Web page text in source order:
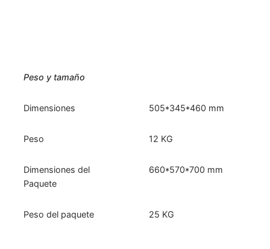
Peso y tamaño
Dimensiones 505*345*460 mm
Peso 12 KG
Dimensiones del
Paquete
660*570*700 mm
Peso del paquete 25 KG